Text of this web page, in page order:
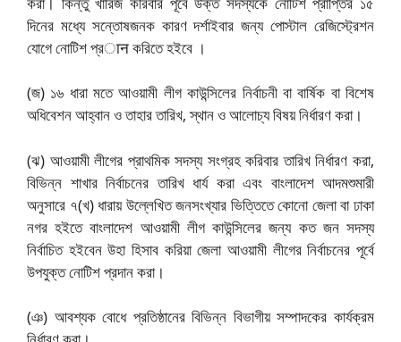
দিনের মধ্যে সন্তোষজনক কারণ দর্শাইবার জন্য পোস্টাল রেজিস্ট্রেশন
যোগে নোটিশ প্রान করিতে হইবে ।
(জ) ১৬ ধারা মতে আওয়ামী লীগ কাউন্সিলের নির্বাচনী বা বার্ষিক বা বিশেষ
অধিবেশন আহ্বান ও তাহার তারিখ, স্থান ও আলোচ্য বিষয় নির্ধারণ করা।
(ঝ) আওয়ামী লীগের প্রাথমিক সদস্য সংগ্রহ করিবার তারিখ নির্ধারণ করা,
বিভিন্ন শাখার নির্বাচনের তারিখ ধার্য করা এবং বাংলাদেশ আদমশুমারী
অনুসারে ৭(খ) ধারায় উল্লেখিত জনসংখ্যার ভিত্তিতে কোনো জেলা বা ঢাকা
নগর হইতে বাংলাদেশ আওয়ামী লীগ কাউন্সিলের জন্য কত জন সদস্য
নির্বাচিত হইবেন উহা হিসাব করিয়া জেলা আওয়ামী লীগের নির্বাচনের পূর্বে
উপযুক্ত নোটিশ প্রদান করা।
(ঞ) আবশ্যক বোধে প্রতিষ্ঠানের বিভিন্ন বিভাগীয় সম্পাদকের কার্যক্রম